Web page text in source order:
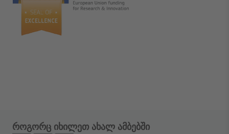
როგორც იხილეთ ახალ ამბებში